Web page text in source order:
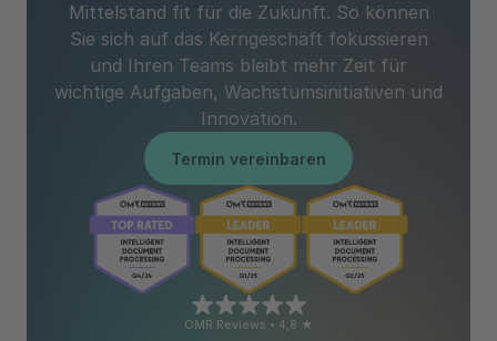
Mittelstand fit für die Zukunft. So können
Sie sich auf das Kerngeschäft fokussieren
und Ihren Teams bleibt mehr Zeit für
wichtige Aufgaben, Wachstumsinitiativen und
Innovation.
Termin vereinbaren
OMR Reviews • 4,8 ★